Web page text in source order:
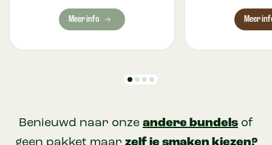
Meer info Meer
Benieuwd naar onze andere bundels of
geen pakket maar zelf je smaken kiezen?